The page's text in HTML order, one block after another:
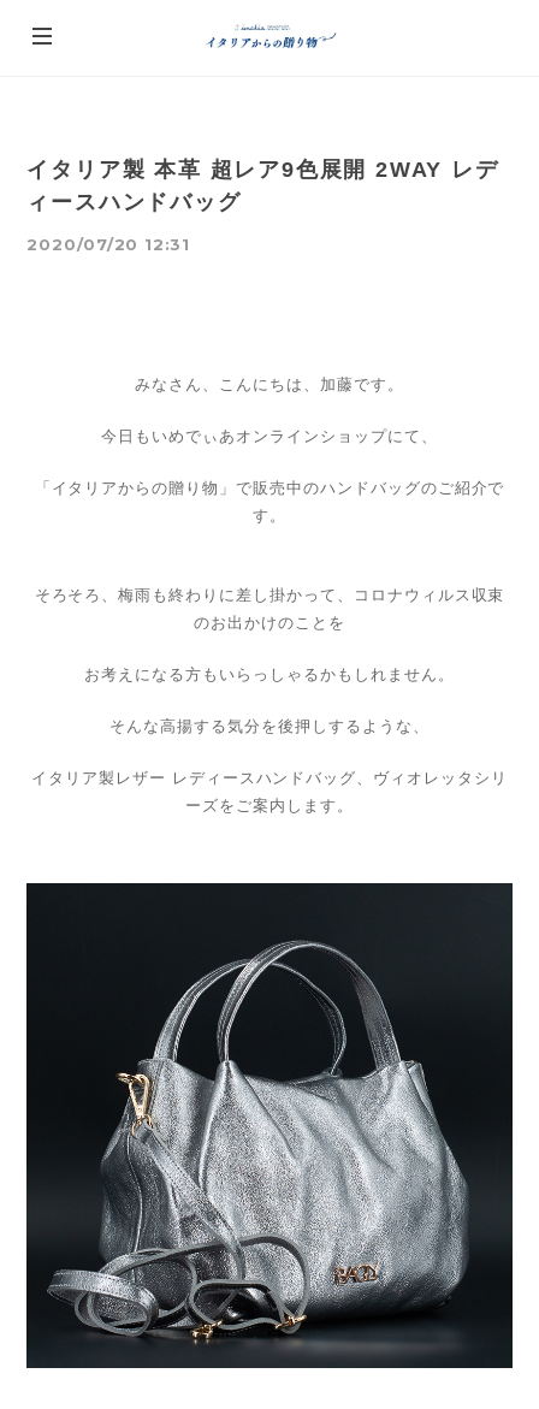
イタリア製 本革 超レア9色展開 2WAY レデ
ィースハンドバッグ
2020/07/20 12:31
みなさん、こんにちは、加藤です。
今日もいめでぃあオンラインショップにて、
「イタリアからの贈り物」で販売中のハンドバッグのご紹介で
す。
そろそろ、梅雨も終わりに差し掛かって、コロナウィルス収束
のお出かけのことを
お考えになる方もいらっしゃるかもしれません。
そんな高揚する気分を後押しするような、
イタリア製レザー レディースハンドバッグ、ヴィオレッタシリ
ーズをご案内します。